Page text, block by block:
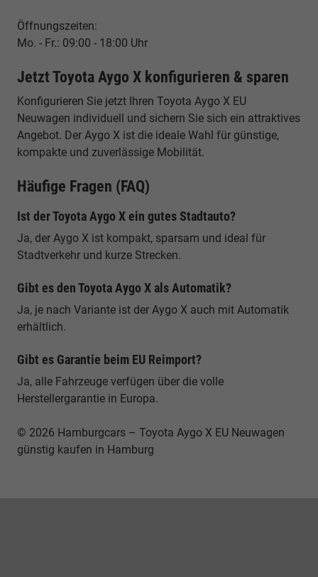
Öffnungszeiten:
Mo. - Fr.: 09:00 - 18:00 Uhr
Jetzt Toyota Aygo X konfigurieren & sparen
Konfigurieren Sie jetzt Ihren Toyota Aygo X EU
Neuwagen individuell und sichern Sie sich ein attraktives
Angebot. Der Aygo X ist die ideale Wahl für günstige,
kompakte und zuverlässige Mobilität.
Häufige Fragen (FAQ)
Ist der Toyota Aygo X ein gutes Stadtauto?
Ja, der Aygo X ist kompakt, sparsam und ideal für
Stadtverkehr und kurze Strecken.
Gibt es den Toyota Aygo X als Automatik?
Ja, je nach Variante ist der Aygo X auch mit Automatik
erhältlich.
Gibt es Garantie beim EU Reimport?
Ja, alle Fahrzeuge verfügen über die volle
Herstellergarantie in Europa.
© 2026 Hamburgcars – Toyota Aygo X EU Neuwagen
günstig kaufen in Hamburg